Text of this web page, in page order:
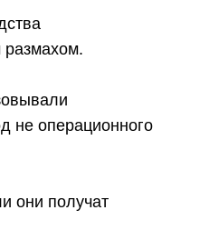
не операционного
они получат